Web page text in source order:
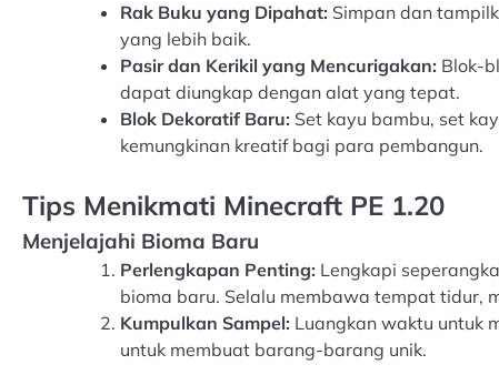
Rak Buku yang Dipahat: Simpan dan
yang lebih baik.
Pasir dan Kerikil yang Mencurigakan: Blok-
dapat diungkap dengan alat yang tepat.
Blok Dekoratif Baru: Set kayu bambu, set
kemungkinan kreatif bagi para pembangun.
Tips Menikmati Minecraft PE 1.20
Menjelajahi Bioma Baru
Perlengkapan Penting: Lengkapi
bioma baru. Selalu membawa tempat tidur,
Kumpulkan Sampel: Luangkan waktu untuk
untuk membuat barang-barang unik.